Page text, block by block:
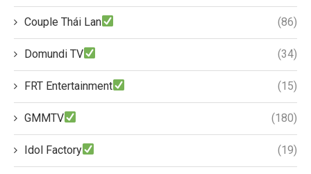
Couple Thái Lan (86)
Domundi TV (34)
FRT Entertainment (15)
GMMTV (180)
Idol Factory (19)